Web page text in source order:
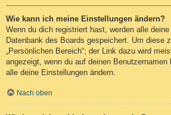
Wie kann ich meine Einstellungen ändern?
Wenn du dich registriert hast, werden alle
Datenbank des Boards gespeichert. Um diese
„Persönlichen Bereich“; der Link dazu wird
angezeigt, wenn du auf deinen
alle deine Einstellungen ändern.
Nach oben